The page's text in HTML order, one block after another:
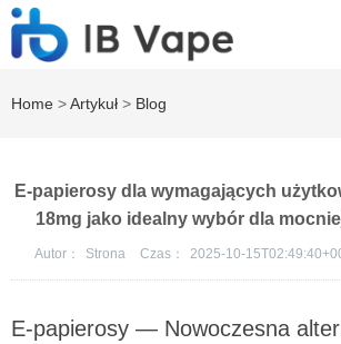
Home >Artykuł > Blog
E-papierosy dla wymagających
18mg jako idealny wybór dla
Autor： Strona Czas： 2025-10-
E-papierosy — Nowoczesna